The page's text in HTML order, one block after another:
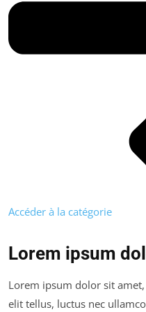
Accéder à la catégorie
Lorem ipsum
Lorem ipsum dolor sit
elit tellus, luctus nec